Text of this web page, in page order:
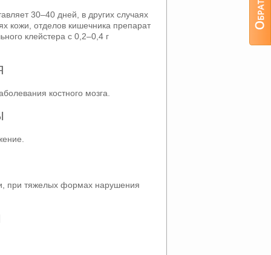
30–40 дней, в других случаях
кожи, отделов кишечника препарат
клейстера с 0,2–0,4 г
костного мозга.
при тяжелых формах нарушения